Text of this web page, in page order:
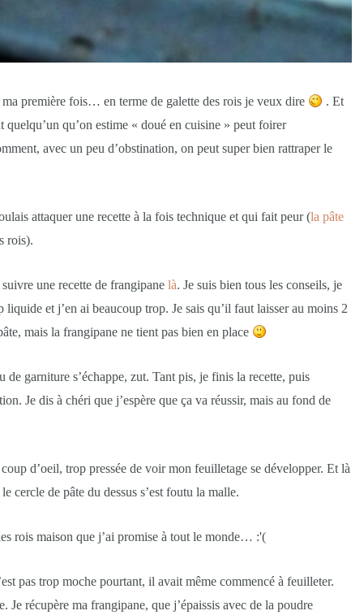
première fois… en terme de galette des rois je veux dire
. Et
qu’on estime « doué en cuisine » peut foirer
avec un peu d’obstination, on peut super bien rattraper le
attaquer une recette à la fois technique et qui fait peur (la pâte
rois).
une recette de frangipane là. Je suis bien tous les conseils, je
et j’en ai beaucoup trop. Je sais qu’il faut laisser au moins 2
mais la frangipane ne tient pas bien en place
de garniture s’échappe, zut. Tant pis, je finis la recette, puis
Je dis à chéri que j’espère que ça va réussir, mais au fond de
d’oeil, trop pressée de voir mon feuilletage se développer. Et là
cercle de pâte du dessus s’est foutu la malle.
rois maison que j’ai promise à tout le monde… :'(
pas trop moche pourtant, il avait même commencé à feuilleter.
récupère ma frangipane, que j’épaissis avec de la poudre